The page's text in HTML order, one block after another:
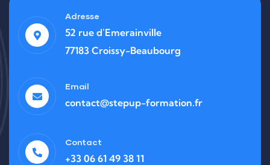
Adresse
52 rue d'Emerainville
77183 Croissy-Beaubourg
Email
contact@stepup-formation.fr
Contact
+33 06 61 49 38 11